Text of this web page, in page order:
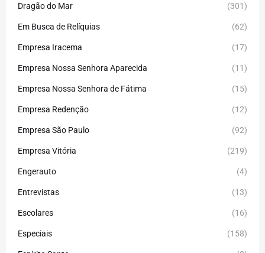
Dragão do Mar (301)
Em Busca de Relíquias (62)
Empresa Iracema (17)
Empresa Nossa Senhora Aparecida (11)
Empresa Nossa Senhora de Fátima (15)
Empresa Redenção (12)
Empresa São Paulo (92)
Empresa Vitória (219)
Engerauto (4)
Entrevistas (13)
Escolares (16)
Especiais (158)